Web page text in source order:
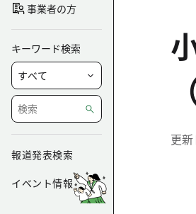
事業者の方
キーワード検索
報道発表検索
イベント情報
更新